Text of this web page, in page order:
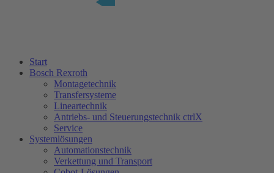
Start
Bosch Rexroth
Montagetechnik
Transfersysteme
Lineartechnik
Antriebs- und Steuerungstechnik ctrlX
Service
Systemlösungen
Automationstechnik
Verkettung und Transport